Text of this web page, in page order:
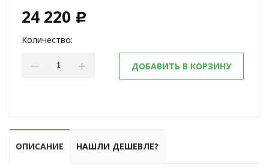
24 220 c
Количество:
ДОБАВИТЬ В КОРЗИНУ
ОПИСАНИЕ НАШЛИ ДЕШЕВЛЕ?